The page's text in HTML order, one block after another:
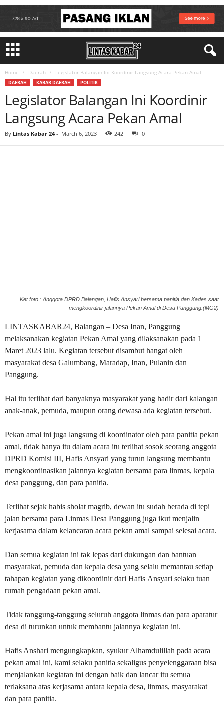
Home Daerah Legislator Balangan Ini Koordinir Langsung Acara Pekan Amal
DAERAH KABAR DAERAH POLITIK
Legislator Balangan Ini Koordinir
Langsung Acara Pekan Amal
By Lintas Kabar 24- March 6, 2023 242 0
Ket foto : Anggota DPRD Balangan, Hafis Ansyari bersama panitia dan Kades saat
mengkoordinir jalannya Pekan Amal di Desa Panggung.(MG2)
LINTASKABAR24, Balangan – Desa Inan, Panggung
melaksanakan kegiatan Pekan Amal yang dilaksanakan pada 1
Maret 2023 lalu. Kegiatan tersebut disambut hangat oleh
masyarakat desa Galumbang, Maradap, Inan, Pulanin dan
Panggung.
Hal itu terlihat dari banyaknya masyarakat yang hadir dari kalangan
anak-anak, pemuda, maupun orang dewasa ada kegiatan tersebut.
Pekan amal ini juga langsung di koordinator oleh para panitia pekan
amal, tidak hanya itu dalam acara itu terlihat sosok seorang anggota
DPRD Komisi III, Hafis Ansyari yang turun langsung membantu
mengkoordinasikan jalannya kegiatan bersama para linmas, kepala
desa panggung, dan para panitia.
Terlihat sejak habis sholat magrib, dewan itu sudah berada di tepi
jalan bersama para Linmas Desa Panggung juga ikut menjalin
kerjasama dalam kelancaran acara pekan amal sampai selesai acara.
Dan semua kegiatan ini tak lepas dari dukungan dan bantuan
masyarakat, pemuda dan kepala desa yang selalu memantau setiap
tahapan kegiatan yang dikoordinir dari Hafis Ansyari selaku tuan
rumah pengadaan pekan amal.
Tidak tanggung-tanggung seluruh anggota linmas dan para aparatur
desa di turunkan untuk membantu jalannya kegiatan ini.
Hafis Anshari mengungkapkan, syukur Alhamdulillah pada acara
pekan amal ini, kami selaku panitia sekaligus penyelenggaraan bisa
menjalankan kegiatan ini dengan baik dan lancar itu semua
terlaksana atas kerjasama antara kepala desa, linmas, masyarakat
dan para panitia.